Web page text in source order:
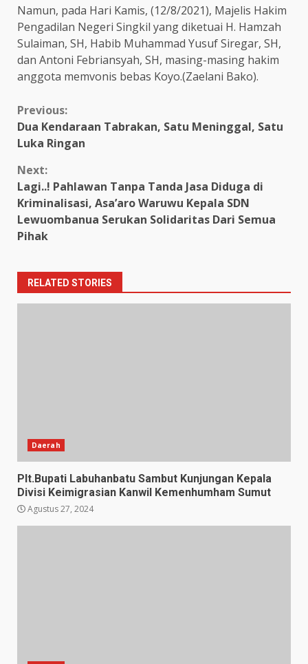
Namun, pada Hari Kamis, (12/8/2021), Majelis Hakim
Pengadilan Negeri Singkil yang diketuai H. Hamzah
Sulaiman, SH, Habib Muhammad Yusuf Siregar, SH,
dan Antoni Febriansyah, SH, masing-masing hakim
anggota memvonis bebas Koyo.(Zaelani Bako).
Continue
Reading
Previous:
Dua Kendaraan Tabrakan, Satu Meninggal, Satu
Luka Ringan
Next:
Lagi..! Pahlawan Tanpa Tanda Jasa Diduga di
Kriminalisasi, Asa’aro Waruwu Kepala SDN
Lewuombanua Serukan Solidaritas Dari Semua
Pihak
RELATED STORIES
Daerah
Plt.Bupati Labuhanbatu Sambut Kunjungan Kepala
Divisi Keimigrasian Kanwil Kemenhumham Sumut
Agustus 27, 2024